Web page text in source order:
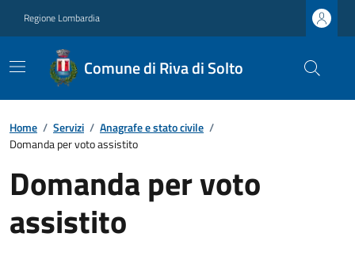
Regione Lombardia
Comune di Riva di Solto
Home / Servizi / Anagrafe e stato civile /
Domanda per voto assistito
Domanda per voto
assistito